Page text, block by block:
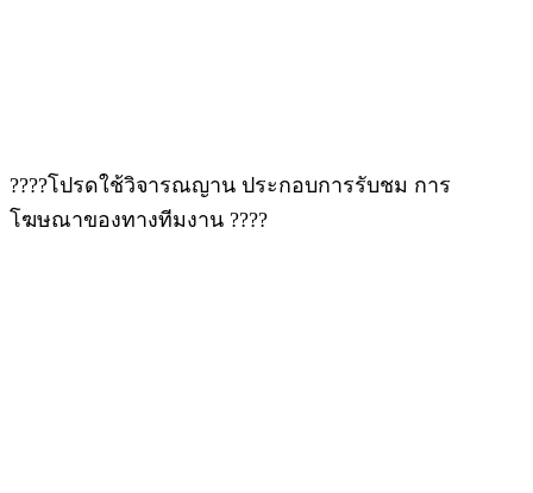
????โปรดใช้วิจารณญาน ประกอบการรับชม การ
โฆษณาของทางทีมงาน ????